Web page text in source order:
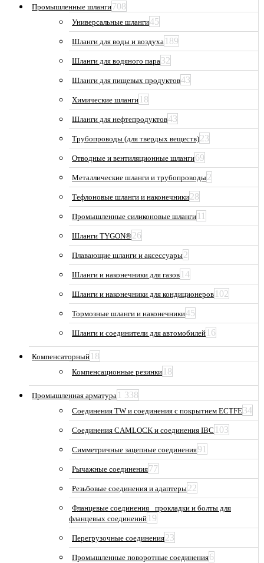
Промышленные шланги708
Универсальные шланги45
Шланги для воды и воздуха 189
Шланги для водяного пара32
Шланги для пищевых продуктов43
Химические шланги 18
Шланги для нефтепродуктов43
Трубопроводы (для твердых веществ)23
Отводные и вентиляционные шланги69
Металлические шланги и трубопроводы2
Тефлоновые шланги и наконечники28
Промышленные силиконовые шланги 11
Шланги TYGON®26
Плавающие шланги и аксессуары2
Шланги и наконечники для газов 14
Шланги и наконечники для кондиционеров 102
Тормозные шланги и наконечники45
Шланги и соединители для автомобилей 16
Компенсаторный 18
Компенсационные резинки 18
Промышленная арматура 1 338
Соединения TW и соединения с покрытием ECTFE34
Соединения CAMLOCK и соединения IBC 103
Симметричные зацепные соединения91
Рычажные соединения77
Резьбовые соединения и адаптеры22
Фланцевые соединения_ прокладки и болты для
фланцевых соединений 19
Перегрузочные соединения23
Промышленные поворотные соединения6